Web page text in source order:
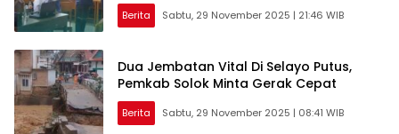
Berita Sabtu, 29 November 2025 | 21:46 WIB
Dua Jembatan Vital Di Selayo Putus,
Pemkab Solok Minta Gerak Cepat
Berita Sabtu, 29 November 2025 | 08:41 WIB